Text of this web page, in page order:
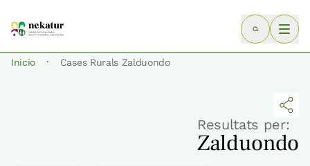
Inicio · Cases Rurals Zalduondo
Resultats per:
Zalduondo